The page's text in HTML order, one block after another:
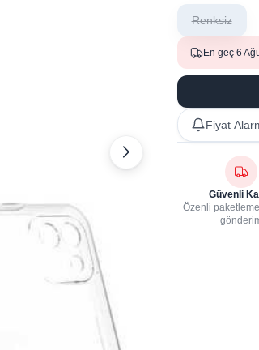
Renksiz
En geç 6
Fiyat
Güvenli
Özenli